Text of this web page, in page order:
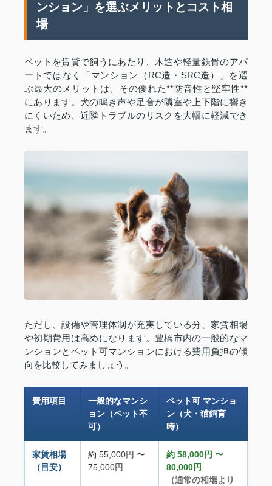
ンション」を選ぶメリットとコスト相
場
ペットを賃貸で飼うにあたり、木造や軽量鉄骨のアパ
ートではなく「マンション（RC造・SRC造）」を選
ぶ最大のメリットは、その優れた**防音性と堅牢性**
にあります。犬の鳴き声や足音が隣室や上下階に響き
にくいため、近隣トラブルのリスクを大幅に軽減でき
ます。
ただし、設備や管理体制が充実している分、家賃相場
や初期費用は高めになります。豊橋市内の一般的なマ
ンションとペット可マンションにおける費用負担の傾
向を比較してみましょう。
費用項目
一般的なマンシ
ョン（ペット不
可）
ペット可 マンショ
ン（犬・猫飼育
時）
家賃相場
（目安）
約 55,000円 〜
75,000円
約 58,000円 〜
80,000円
（通常の相場より